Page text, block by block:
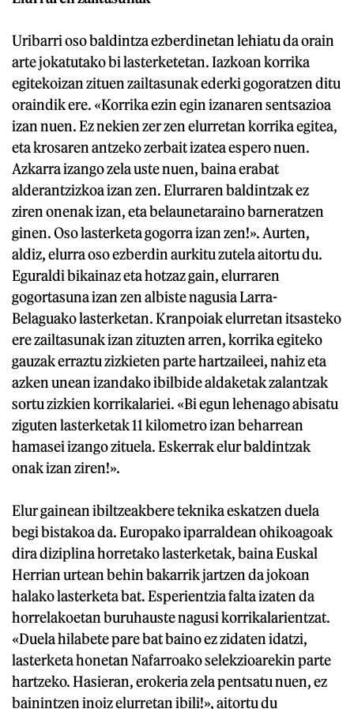
Uribarri oso baldintza ezberdinetan lehiatu da orain
arte jokatutako bi lasterketetan. Iazkoan korrika
egitekoizan zituen zailtasunak ederki gogoratzen ditu
oraindik ere. «Korrika ezin egin izanaren sentsazioa
izan nuen. Ez nekien zer zen elurretan korrika egitea,
eta krosaren antzeko zerbait izatea espero nuen.
Azkarra izango zela uste nuen, baina erabat
alderantzizkoa izan zen. Elurraren baldintzak ez
ziren onenak izan, eta belaunetaraino barneratzen
ginen. Oso lasterketa gogorra izan zen!». Aurten,
aldiz, elurra oso ezberdin aurkitu zutela aitortu du.
Eguraldi bikainaz eta hotzaz gain, elurraren
gogortasuna izan zen albiste nagusia Larra-
Belaguako lasterketan. Kranpoiak elurretan itsasteko
ere zailtasunak izan zituzten arren, korrika egiteko
gauzak erraztu zizkieten parte hartzaileei, nahiz eta
azken unean izandako ibilbide aldaketak zalantzak
sortu zizkien korrikalariei. «Bi egun lehenago abisatu
ziguten lasterketak 11 kilometro izan beharrean
hamasei izango zituela. Eskerrak elur baldintzak
onak izan ziren!».
Elur gainean ibiltzeakbere teknika eskatzen duela
begi bistakoa da. Europako iparraldean ohikoagoak
dira diziplina horretako lasterketak, baina Euskal
Herrian urtean behin bakarrik jartzen da jokoan
halako lasterketa bat. Esperientzia falta izaten da
horrelakoetan buruhauste nagusi korrikalarientzat.
«Duela hilabete pare bat baino ez zidaten idatzi,
lasterketa honetan Nafarroako selekzioarekin parte
hartzeko. Hasieran, erokeria zela pentsatu nuen, ez
bainintzen inoiz elurretan ibili!», aitortu du